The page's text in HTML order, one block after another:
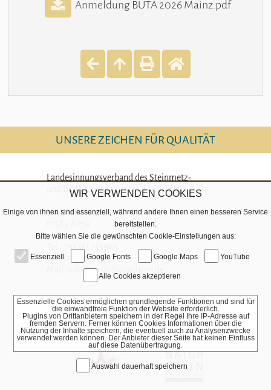
Anmeldung BUTA 2026 Mainz.pdf
UNSERE ZEICHEN FÜR QUALITÄT
Landesinnungsverband des Steinmetz-
und Bildhauerhandwerks SACHSEN
Hauptstraße 52
Fax: 03525/5290094
Mail: info@stein-liv-sachsen.de
WIR VERWENDEN COOKIES
Einige von ihnen sind essenziell, während andere Ihnen einen besseren Service
bereitstellen.
Bitte wählen Sie die gewünschten Cookie-Einstellungen aus:
Essenziell Google Fonts Google Maps YouTube
Alle Cookies akzeptieren
Essenzielle Cookies ermöglichen grundlegende Funktionen und sind für
die einwandfreie Funktion der Website erforderlich.
Plugins von Drittanbietern speichern in der Regel Ihre IP-Adresse auf
fremden Servern. Ferner können Cookies Informationen über die
Nutzung der Inhalte speichern, die eventuell auch zu Analysenzwecke
verwendet werden können. Der Anbieter dieser Seite hat keinen Einfluss
auf diese Datenübertragung.
Auswahl dauerhaft speichern